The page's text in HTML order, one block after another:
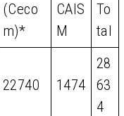
(Ceco
m)*
CAIS
M
To
tal
22740 1474
28
63
4